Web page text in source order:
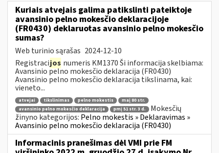
Kuriais atvejais galima patikslinti pateiktoje
avansinio pelno mokesčio deklaracijoje
(FR0430) deklaruotas avansinio pelno mokesčio
sumas?
Web turinio sąrašas 2024-12-10
Registracijos numeris KM1370 Ši informacija skelbiama:
Avansinio pelno mokesčio deklaracija (FR0430)
Avansinio pelno mokesčio deklaracija tikslinama, kai:
vieneto...
atvejai tikslinimas pelno mokestis
maį 80 str.
avansinio pelno mokesčio deklaracija
pmį 51 str. 3 d.
Mokesčių
žinyno kategorijos: Pelno mokestis » Deklaravimas »
Avansinio pelno mokesčio deklaracija (FR0430)
Informacinis pranešimas dėl VMI prie FM